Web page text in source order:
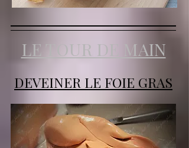
LE TOUR DE MAIN
DEVEINER LE FOIE GRAS